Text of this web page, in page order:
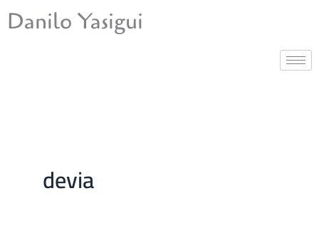
para
Danilo Yasigui
devia